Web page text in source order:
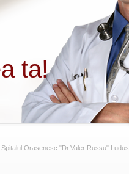
Spitalul Orasenesc "Dr.Valer Russu" Ludus